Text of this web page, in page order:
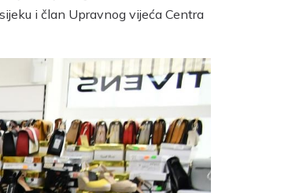
i član Upravnog vijeća Centra